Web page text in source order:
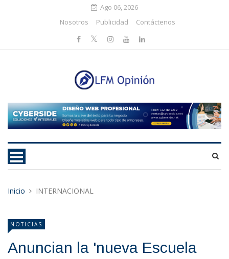
Ago 06, 2026
Nosotros
Publicidad Contáctenos
Inicio INTERNACIONAL
NOTICIAS
Anuncian la 'nueva Escuela